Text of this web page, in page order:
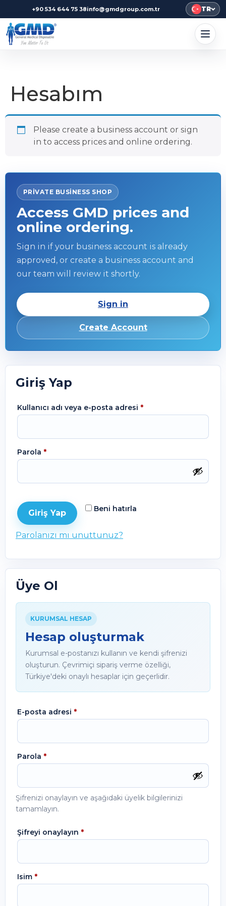
+90 534 644 75 38info@gmdgroup.com.tr TR
Hesabım
Please create a business account or sign
in to access prices and online ordering.
PRIVATE BUSINESS SHOP
Access GMD prices and
online ordering.
Sign in if your business account is already
approved, or create a business account and
our team will review it shortly.
Sign in
Create Account
Giriş Yap
Kullanıcı adı veya e-posta adresi *
Parola *
Beni hatırla
Giriş Yap
Parolanızı mı unuttunuz?
Üye Ol
KURUMSAL HESAP
Hesap oluşturmak
Kurumsal e-postanızı kullanın ve kendi şifrenizi
oluşturun. Çevrimiçi sipariş verme özelliği,
Türkiye'deki onaylı hesaplar için geçerlidir.
E-posta adresi *
Parola *
Şifrenizi onaylayın ve aşağıdaki üyelik bilgilerinizi
tamamlayın.
Şifreyi onaylayın *
Isim *